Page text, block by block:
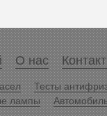
О нас
Тесты
лампы